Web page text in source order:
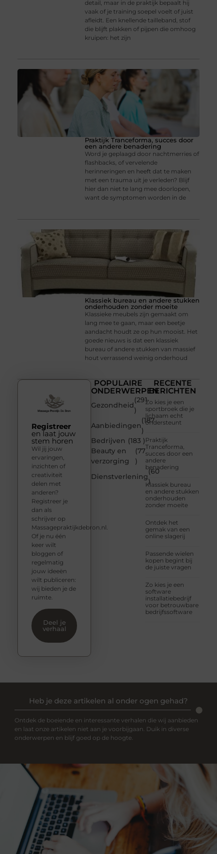
detail, maar in de praktijk bepaalt hij
vaak of je training soepel voelt of juist
afleidt. Een knellende tailleband, stof
die blijft plakken of pijpen die omhoog
kruipen: het zijn
Praktijk Tranceforma, succes door
een andere benadering
Word je geplaagd door nachtmerries of
flashbacks, of vervelende
herinneringen en heeft dat te maken
met een trauma uit je verleden? Blijf
hier dan niet te lang mee doorlopen,
want de symptomen worden in de
Klassiek bureau en andere stukken
onderhouden zonder moeite
Klassieke meubels zijn gemaakt om
lang mee te gaan, maar een beetje
aandacht houdt ze op hun mooist. Het
goede nieuws is dat een klassiek
bureau of andere stukken van massief
hout verrassend weinig onderhoud
POPULAIRE
ONDERWERPEN
Gezondheid
(291
)
Aanbiedingen
(187
)
Bedrijven (183 )
Beauty en
verzorging
(77
)
Dienstverlening
(60
)
RECENTE
BERICHTEN
Zo kies je een
sportbroek die je
lichaam echt
ondersteunt
Praktijk
Tranceforma,
succes door een
andere
benadering
Klassiek bureau
en andere stukken
onderhouden
zonder moeite
Ontdek het
gemak van een
online slagerij
Passende wielen
kopen begint bij
de juiste vragen
Zo kies je een
software
installatiebedrijf
voor betrouwbare
bedrijfssoftware
Registreer
en laat jouw
stem horen
Wil jij jouw
ervaringen,
inzichten of
creativiteit
delen met
anderen?
Registreer je
dan als
schrijver op
Massagepraktijkdebron.nl.
Of je nu één
keer wilt
bloggen of
regelmatig
jouw ideeën
wilt publiceren:
wij bieden je de
ruimte.
Deel je
verhaal
Heb je deze artikelen al onder ogen gehad?
Ontdek de boeiende en interessante verhalen die wij aanbieden
en laat onze artikelen niet aan je voorbijgaan. Duik in diverse
onderwerpen en blijf goed op de hoogte.